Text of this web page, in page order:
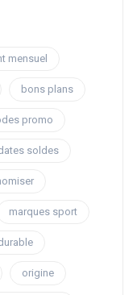
mensuel
bons plans
promo
soldes
marques sport
origine